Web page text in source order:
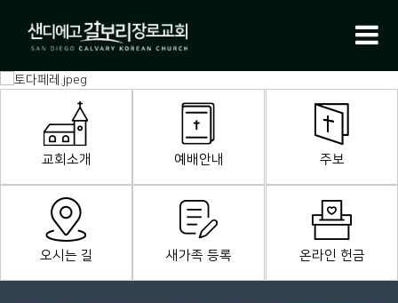
교회소개 예배안내 주보
오시는 길 새가족 등록 온라인 헌금